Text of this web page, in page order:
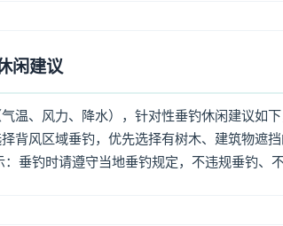
闲建议
温、风力、降水），针对性垂钓休闲建议如下
背风区域垂钓，优先选择有树木、建筑物遮
垂钓时请遵守当地垂钓规定，不违规垂钓、